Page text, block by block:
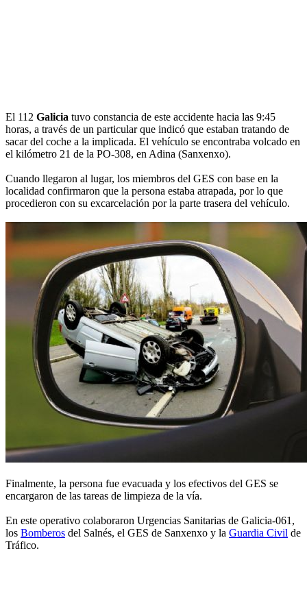
El 112 Galicia tuvo constancia de este accidente hacia las 9:45
horas, a través de un particular que indicó que estaban tratando de
sacar del coche a la implicada. El vehículo se encontraba volcado en
el kilómetro 21 de la PO-308, en Adina (Sanxenxo).
Cuando llegaron al lugar, los miembros del GES con base en la
localidad confirmaron que la persona estaba atrapada, por lo que
procedieron con su excarcelación por la parte trasera del vehículo.
Finalmente, la persona fue evacuada y los efectivos del GES se
encargaron de las tareas de limpieza de la vía.
En este operativo colaboraron Urgencias Sanitarias de Galicia-061,
los Bomberos del Salnés, el GES de Sanxenxo y la Guardia Civil de
Tráfico.